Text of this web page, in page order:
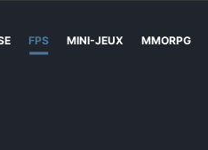
FPS MINI-JEUX MMORPG